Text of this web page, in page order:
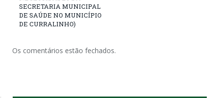
SECRETARIA MUNICIPAL
DE SAÚDE NO MUNICÍPIO
DE CURRALINHO)
Os comentários estão fechados.